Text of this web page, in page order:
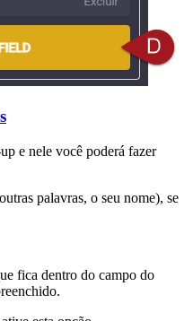
e nele você poderá fazer
palavras, o seu nome), se
fica dentro do campo do